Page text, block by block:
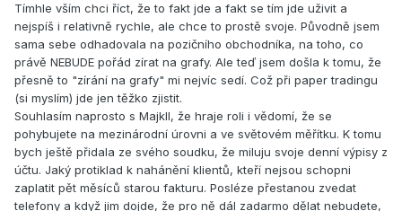
Tímhle vším chci říct, že to fakt jde a fakt se tím jde uživit a
nejspíš i relativně rychle, ale chce to prostě svoje. Původně jsem
sama sebe odhadovala na pozičního obchodníka, na toho, co
právě NEBUDE pořád zírat na grafy. Ale teď jsem došla k tomu, že
přesně to "zírání na grafy" mi nejvíc sedí. Což při paper tradingu
(si myslím) jde jen těžko zjistit.
Souhlasím naprosto s MajkII, že hraje roli i vědomí, že se
pohybujete na mezinárodní úrovni a ve světovém měřítku. K tomu
bych ještě přidala ze svého soudku, že miluju svoje denní výpisy z
účtu. Jaký protiklad k nahánění klientů, kteří nejsou schopni
zaplatit pět měsíců starou fakturu. Posléze přestanou zvedat
telefony a když jim dojde, že pro ně dál zadarmo dělat nebudete,